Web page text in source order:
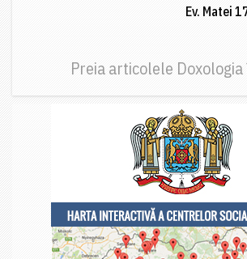
Ev. Matei
Preia articolele